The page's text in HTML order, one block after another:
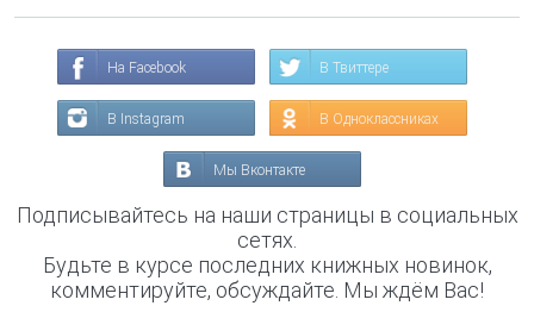
На Facebook В Твиттере
В Instagram В Одноклассниках
Мы Вконтакте
Подписывайтесь на наши страницы в социальных
сетях.
Будьте в курсе последних книжных новинок,
комментируйте, обсуждайте. Мы ждём Вас!